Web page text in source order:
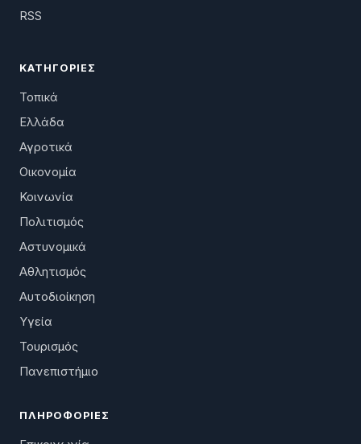
RSS
ΚΑΤΗΓΟΡΊΕΣ
Τοπικά
Ελλάδα
Αγροτικά
Οικονομία
Κοινωνία
Πολιτισμός
Αστυνομικά
Αθλητισμός
Αυτοδιοίκηση
Υγεία
Τουρισμός
Πανεπιστήμιο
ΠΛΗΡΟΦΟΡΊΕΣ